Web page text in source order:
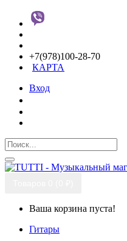
+7(978)100-28-70
КАРТА
Вход
Ваша корзина пуста!
Гитары